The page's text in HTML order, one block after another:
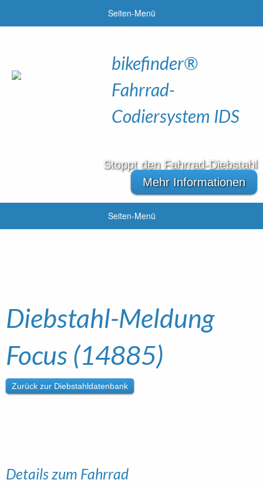
Seiten-Menü
bikefinder®
Fahrrad-
Codiersystem IDS
Stoppt den Fahrrad-Diebstahl
Mehr Informationen
Seiten-Menü
Diebstahl-Meldung
Focus (14885)
Zurück zur Diebstahldatenbank
Details zum Fahrrad